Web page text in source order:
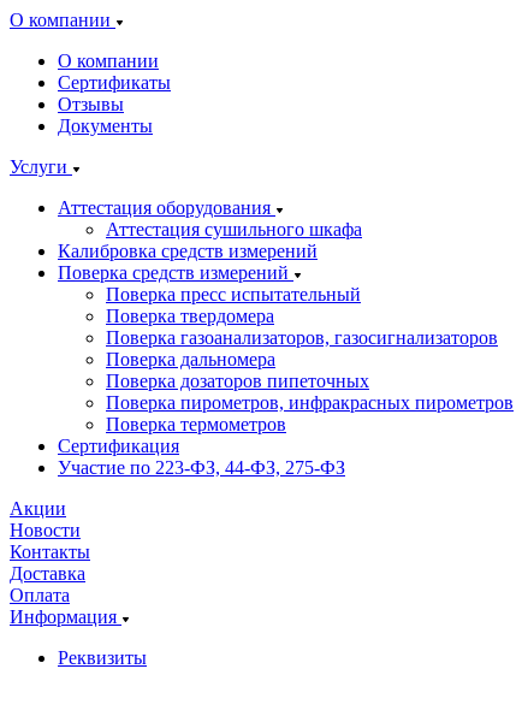
О компании
О компании
Сертификаты
Отзывы
Документы
Услуги
Аттестация оборудования
Аттестация сушильного шкафа
Калибровка средств измерений
Поверка средств измерений
Поверка пресс испытательный
Поверка твердомера
Поверка газоанализаторов, газосигнализаторов
Поверка дальномера
Поверка дозаторов пипеточных
Поверка пирометров, инфракрасных пирометров
Поверка термометров
Сертификация
Участие по 223-ФЗ, 44-ФЗ, 275-ФЗ
Акции
Новости
Контакты
Доставка
Оплата
Информация
Реквизиты